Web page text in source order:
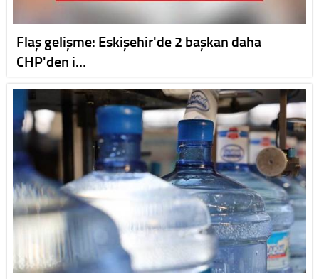
Flaş gelişme: Eskişehir'de 2 başkan daha
CHP'den i…